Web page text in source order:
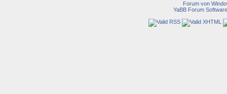
Forum von
YaBB Forum Software